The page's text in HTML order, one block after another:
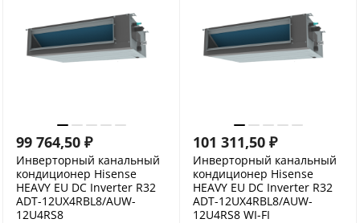
99 764,50 ₽
Инверторный канальный
кондиционер Hisense
HEAVY EU DC Inverter R32
ADT-12UX4RBL8/AUW-
12U4RS8
101 311,50 ₽
Инверторный канальный
кондиционер Hisense
HEAVY EU DC Inverter R32
ADT-12UX4RBL8/AUW-
12U4RS8 WI-FI